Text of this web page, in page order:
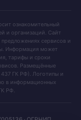
ознакомительный
и организаций. Сайт
сервисов и
Информация может
тарифы и сроки
Размещённые
437 ГК РФ). Логотипы и
в информационных
РФ.